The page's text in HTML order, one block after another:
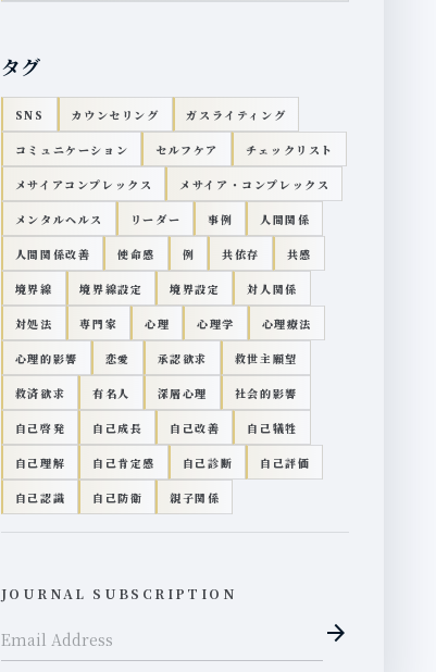
タグ
SNS カウンセリング ガスライティング
コミュニケーション セルフケア チェックリスト
メサイアコンプレックス メサイア・コンプレックス
メンタルヘルス リーダー 事例 人間関係
人間関係改善 使命感 例 共依存 共感
境界線 境界線設定 境界設定 対人関係
対処法 専門家 心理 心理学 心理療法
心理的影響 恋愛 承認欲求 救世主願望
救済欲求 有名人 深層心理 社会的影響
自己啓発 自己成長 自己改善 自己犠牲
自己理解 自己肯定感 自己診断 自己評価
自己認識 自己防衛 親子関係
JOURNAL SUBSCRIPTION
arrow_forward